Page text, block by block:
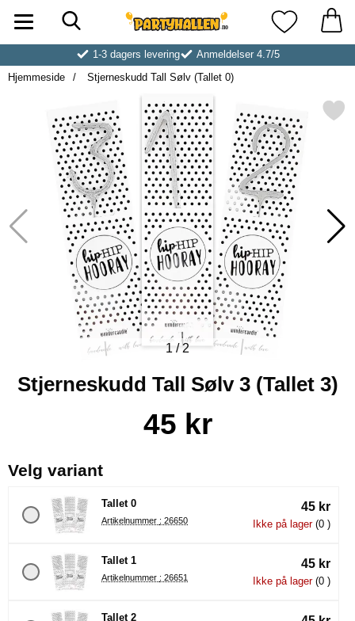
Startsiden for Partyhallen ABMine
1-3 dagers levering
Anmeldelser 4.7/5
Hjemmeside
Stjerneskudd Tall Sølv (Tallet 0)
Merk stjerneskudd Tall Sølv
1 /2
Stjerneskudd Tall Sølv 3 (Tallet 3)
Handle dette produktet, Stjerneskudd Tall Sølv 3
pris
45 kr
Velg variant, (å velge en ny radioknapp vil
Tallet 0
Artikelnummer : 26650
45 kr
Ikke på lager(0 )
Tallet 1
Artikelnummer : 26651
45 kr
Ikke på lager(0 )
Tallet 2